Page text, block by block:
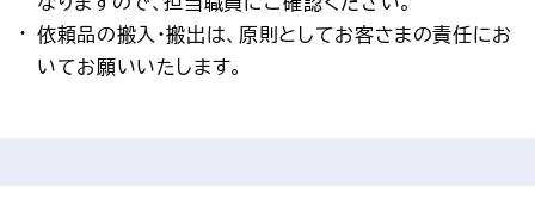
依頼品の搬入・搬出は、原則としてお客さまの責任にお
いてお願いいたします。